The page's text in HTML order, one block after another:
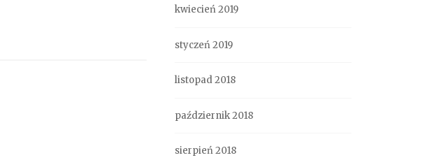
kwiecień 2019
styczeń 2019
listopad 2018
październik 2018
sierpień 2018